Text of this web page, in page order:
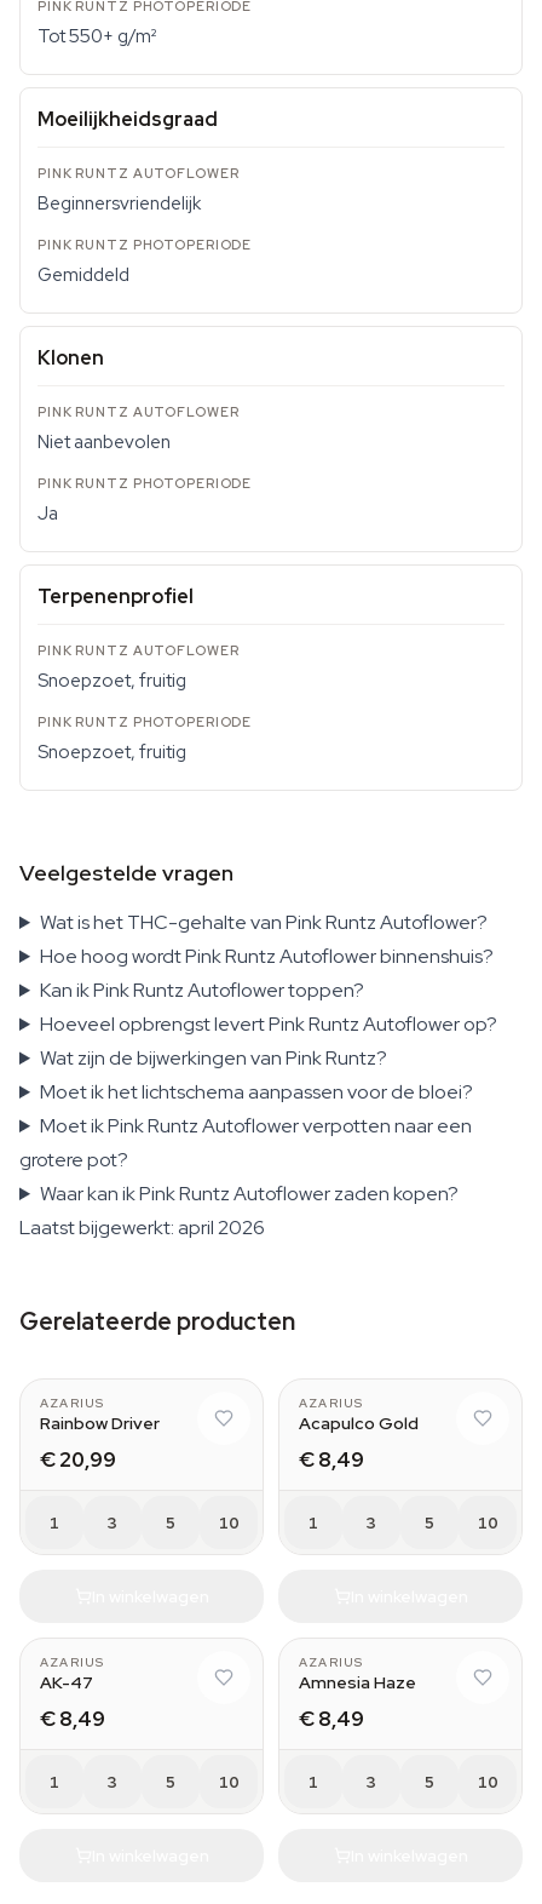
Tot 550+ g/m²
Moeilijkheidsgraad
Beginnersvriendelijk
Gemiddeld
Klonen
Niet aanbevolen
Ja
Terpenenprofiel
Snoepzoet, fruitig
Snoepzoet, fruitig
Veelgestelde vragen
Wat is het THC-gehalte van Pink Runtz Autoflower?
Hoe hoog wordt Pink Runtz Autoflower binnenshuis?
Kan ik Pink Runtz Autoflower toppen?
Hoeveel opbrengst levert Pink Runtz Autoflower op?
Wat zijn de bijwerkingen van Pink Runtz?
Moet ik het lichtschema aanpassen voor de bloei?
Moet ik Pink Runtz Autoflower verpotten naar een
grotere pot?
Waar kan ik Pink Runtz Autoflower zaden kopen?
Laatst bijgewerkt: april 2026
Gerelateerde producten
AZARIUS
Rainbow Driver
€ 20,99
1 3 5 10
AZARIUS
Acapulco Gold
€ 8,49
1 3 5 10
AZARIUS
AK-47
€ 8,49
1 3 5 10
AZARIUS
Amnesia Haze
€ 8,49
1 3 5 10